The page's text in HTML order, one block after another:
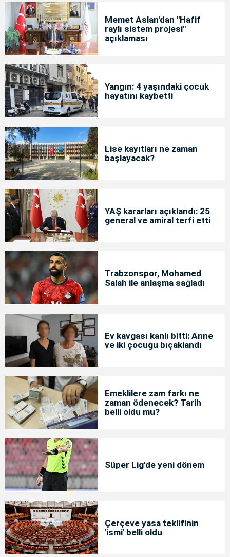
Memet Aslan'dan "Hafif
raylı sistem projesi"
açıklaması
Yangın: 4 yaşındaki çocuk
hayatını kaybetti
Lise kayıtları ne zaman
başlayacak?
YAŞ kararları açıklandı: 25
general ve amiral terfi etti
Trabzonspor, Mohamed
Salah ile anlaşma sağladı
Ev kavgası kanlı bitti: Anne
ve iki çocuğu bıçaklandı
Emeklilere zam farkı ne
zaman ödenecek? Tarih
belli oldu mu?
Süper Lig'de yeni dönem
Çerçeve yasa teklifinin
'ismi' belli oldu